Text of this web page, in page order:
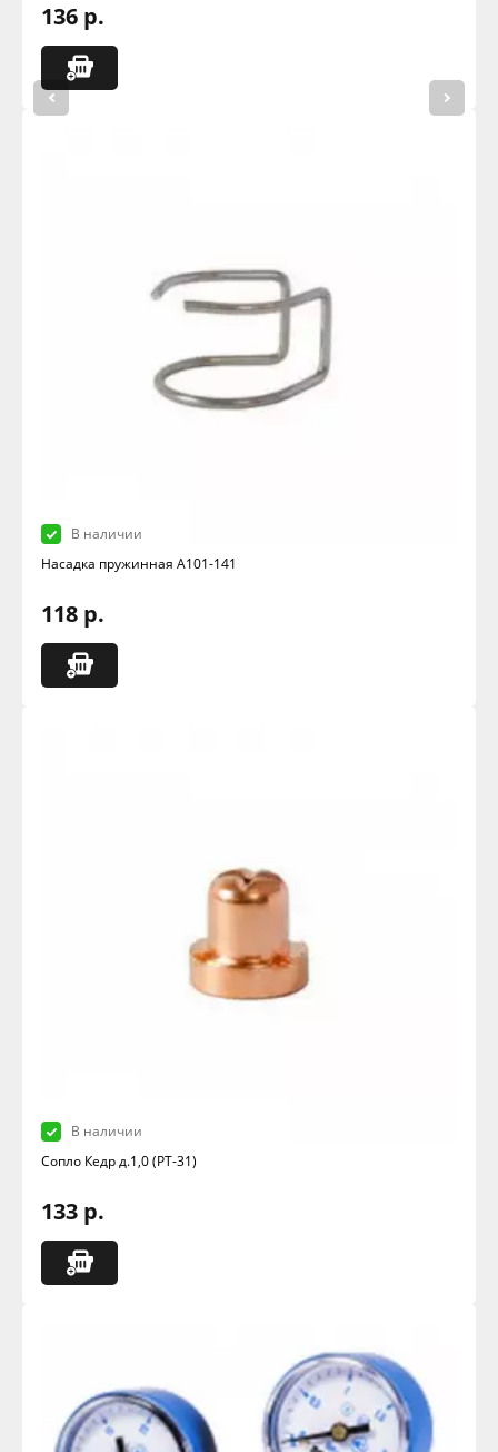
136 р.
В наличии
Насадка пружинная А101-141
118 р.
В наличии
Сопло Кедр д.1,0 (РТ-31)
133 р.